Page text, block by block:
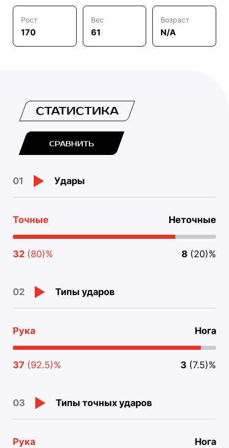
Рост
170
Вес
61
Возраст
N/A
СТАТИСТИКА
СРАВНИТЬ
01 Удары
Точные Неточные
32 (80)% 8 (20)%
02 Типы ударов
Рука Нога
37 (92.5)% 3 (7.5)%
03 Типы точных ударов
Рука Нога